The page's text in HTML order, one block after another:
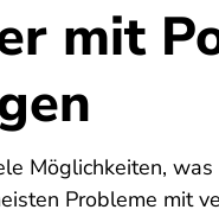
mit
Möglichkeiten,
Probleme mit